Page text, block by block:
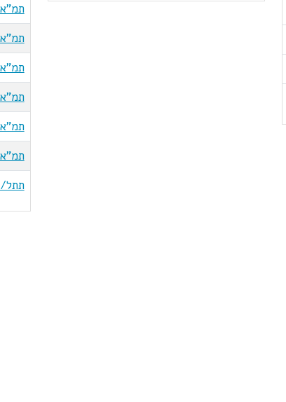
תמ"א
תמ"א 34/
תמ"א 34/
תמ"א 34/
תמ"א 35 שינוי 1
תמ"א 34/
תתל/78